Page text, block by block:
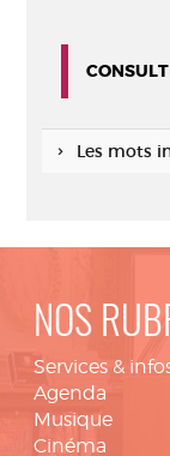
Les mots
NOS
Services &
Agenda
Musique
Cinéma